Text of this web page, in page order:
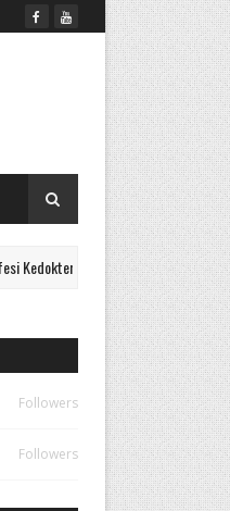
Perlu Mempelajari Kontruksi Hukum
Followers
Followers